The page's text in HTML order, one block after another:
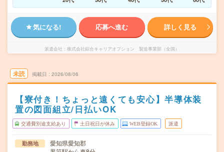
気になる! 応募へ進む 詳しく見る
派遣会社 株式会社綜合キャリアオプション 製造事業部（全国）
未読 掲載日 2026/08/06
【寮付き！ちょっと遠くても安心】半導体装
置の図面組立/日払いOK
交通費別途支給あり 土日祝日が休み WEB登録OK 派遣
勤務地
愛知県愛知郡